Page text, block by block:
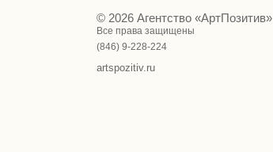
© 2026 Агентство «АртПозитив»
Все права защищены
(846) 9-228-224
artspozitiv.ru